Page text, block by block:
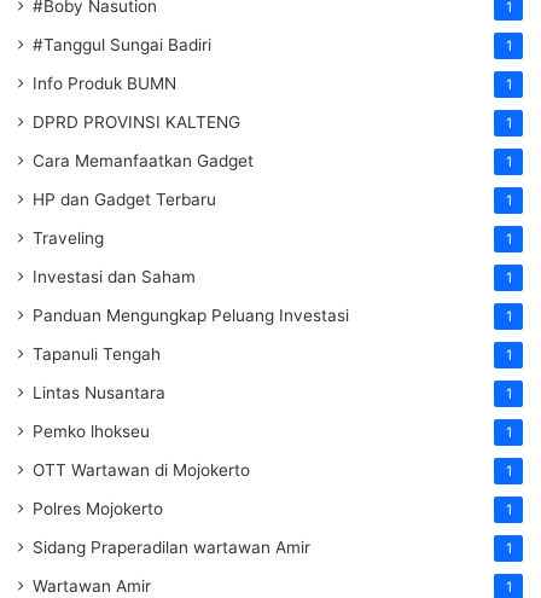
#Boby Nasution 1
#Tanggul Sungai Badiri 1
Info Produk BUMN 1
DPRD PROVINSI KALTENG 1
Cara Memanfaatkan Gadget 1
HP dan Gadget Terbaru 1
Traveling 1
Investasi dan Saham 1
Panduan Mengungkap Peluang Investasi 1
Tapanuli Tengah 1
Lintas Nusantara 1
Pemko lhokseu 1
OTT Wartawan di Mojokerto 1
Polres Mojokerto 1
Sidang Praperadilan wartawan Amir 1
Wartawan Amir 1